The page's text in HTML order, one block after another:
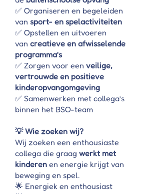
✅ Organiseren en begeleiden
van sport- en spelactiviteiten
✅ Opstellen en uitvoeren
van creatieve en afwisselende
programma’s
✅ Zorgen voor een veilige,
vertrouwde en positieve
kinderopvangomgeving
✅ Samenwerken met collega’s
binnen het BSO-team
💡 Wie zoeken wij?
Wij zoeken een enthousiaste
collega die graag werkt met
kinderen en energie krijgt van
beweging en spel.
🌟 Energiek en enthousiast